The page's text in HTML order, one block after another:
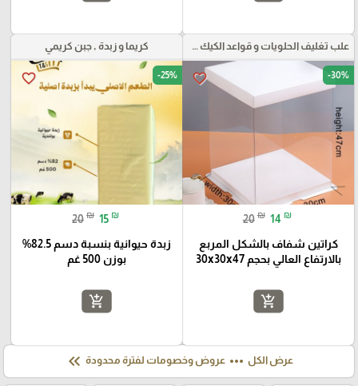
علب تغليف الحلويات و قواعد الكيك و علب بلاستيكية بأنواعها
favorite_border -30%
20 ₪ 14 ₪
كراتين شفاف بالشكل المربع
بالارتفاع العالي بحجم 30x30x47
add_shopping_cart
كريما و زبدة , جبن كريمي
favorite_border -25%
20 ₪ 15 ₪
زبدة حيوانية بنسبة دسم 82.5%
بوزن 500 غم
add_shopping_cart
عرض الكل more_horiz عروض وخصومات لفترة محدودة keyboard_double_arrow_left